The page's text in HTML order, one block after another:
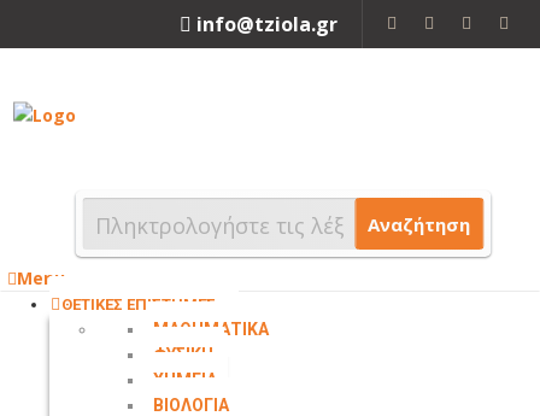
info@tziola.gr
Αναζήτηση
Menu
ΘΕΤΙΚΕΣ ΕΠΙΣΤΗΜΕΣ
ΜΑΘΗΜΑΤΙΚΑ
ΦΥΣΙΚΗ
ΧΗΜΕΙΑ
ΒΙΟΛΟΓΙΑ